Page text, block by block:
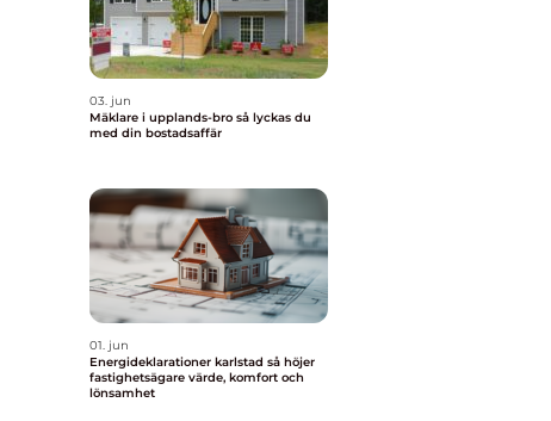
03. jun
Mäklare i upplands-bro så lyckas du
med din bostadsaffär
01. jun
Energideklarationer karlstad så höjer
fastighetsägare värde, komfort och
lönsamhet